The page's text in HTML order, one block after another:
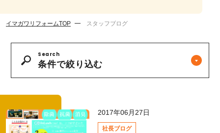
イマガワリフォームTOP スタッフブログ
Search
条件で絞り込む
全て
2017年06月27日
社長ブログ